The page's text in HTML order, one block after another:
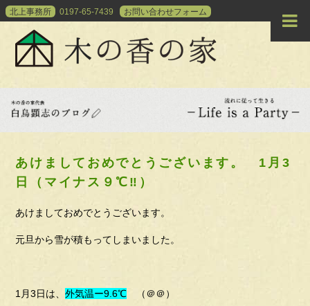
北上事務所 0197-65-7439 お問い合わせフォーム
あけましておめでとうございます。 1月3
日（マイナス９℃‼）
あけましておめでとうございます。
元旦から雪が積もってしまいました。
1月3日は、外気温ー9.6℃ （＠＠）